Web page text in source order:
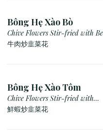
Bông Hẹ Xào Bò
Chive Flowers Stir-fried with
牛肉炒韭菜花
Bông Hẹ Xào Tôm
Chive Flowers Stir-fried with
Prawn
鮮蝦炒韭菜花